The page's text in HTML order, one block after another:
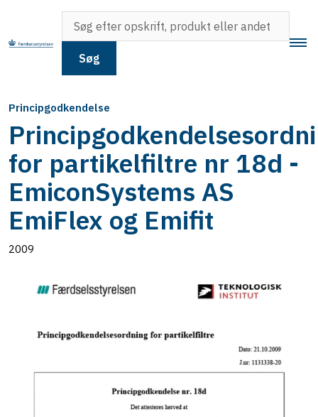
Søg
Principgodkendelse
for partikelfiltre nr 18d -
EmiconSystems AS
EmiFlex og Emifit
2009